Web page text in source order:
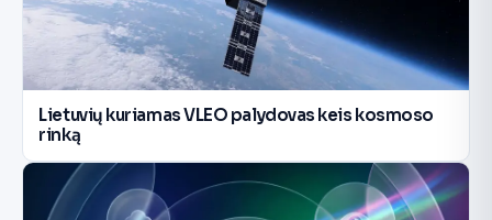
Lietuvių kuriamas VLEO palydovas keis kosmoso
rinką